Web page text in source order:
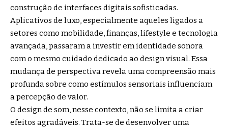
construção de interfaces digitais sofisticadas.
Aplicativos de luxo, especialmente aqueles ligados a
setores como mobilidade, finanças, lifestyle e tecnologia
avançada, passaram a investir em identidade sonora
com o mesmo cuidado dedicado ao design visual. Essa
mudança de perspectiva revela uma compreensão mais
profunda sobre como estímulos sensoriais influenciam
a percepção de valor.
O design de som, nesse contexto, não se limita a criar
efeitos agradáveis. Trata-se de desenvolver uma